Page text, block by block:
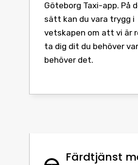
Göteborg Taxi-app. På
sätt kan du vara trygg i
vetskapen om att vi är
ta dig dit du behöver
behöver det.
Färdtjänst